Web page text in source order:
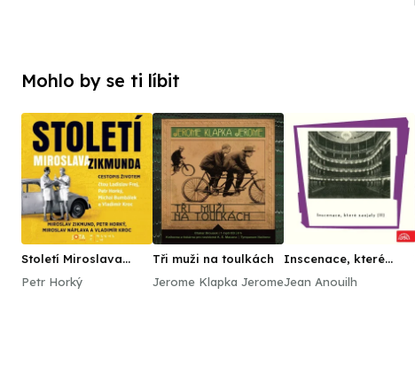
Mohlo by se ti líbit
Století Miroslava
Petr Horký
Tři muži na toulkách
Jerome Klapka Jerome
Inscenace, které
Jean Anouilh